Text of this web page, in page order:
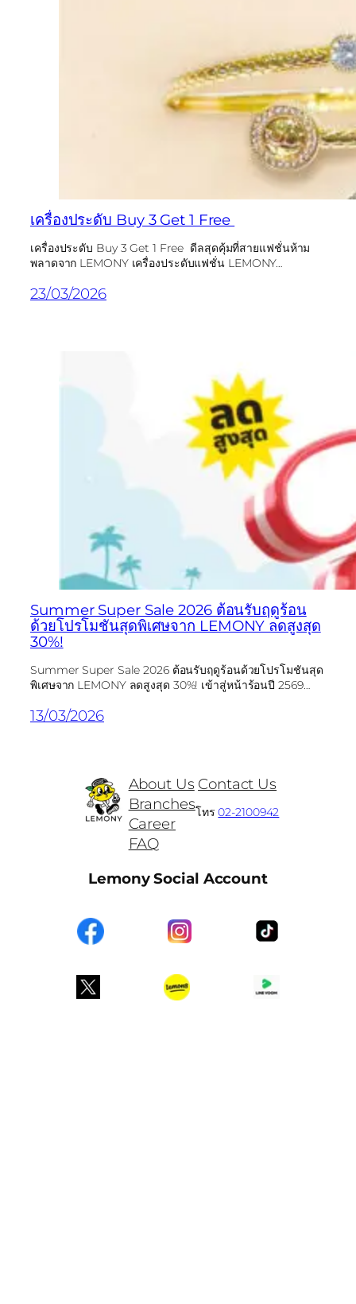
เครื่องประดับ Buy 3 Get 1 Free
เครื่องประดับ Buy 3 Get 1 Free ดีลสุดคุ้มที่สายแฟชั่นห้าม
พลาดจาก LEMONY เครื่องประดับแฟชั่น LEMONY…
23/03/2026
Summer Super Sale 2026 ต้อนรับฤดูร้อน
ด้วยโปรโมชันสุดพิเศษจาก LEMONY ลดสูงสุด
30%!
Summer Super Sale 2026 ต้อนรับฤดูร้อนด้วยโปรโมชันสุด
พิเศษจาก LEMONY ลดสูงสุด 30%! เข้าสู่หน้าร้อนปี 2569…
13/03/2026
About Us
Branches
Career
FAQ
Contact Us
โทร02-2100942
Lemony Social Account